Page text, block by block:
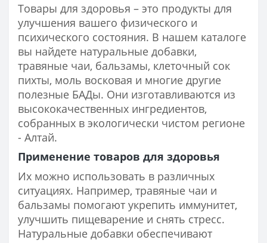
Товары для здоровья – это продукты для
улучшения вашего физического и
психического состояния. В нашем каталоге
вы найдете натуральные добавки,
травяные чаи, бальзамы, клеточный сок
пихты, моль восковая и многие другие
полезные БАДы. Они изготавливаются из
высококачественных ингредиентов,
собранных в экологически чистом регионе
- Алтай.
Применение товаров для здоровья
Их можно использовать в различных
ситуациях. Например, травяные чаи и
бальзамы помогают укрепить иммунитет,
улучшить пищеварение и снять стресс.
Натуральные добавки обеспечивают